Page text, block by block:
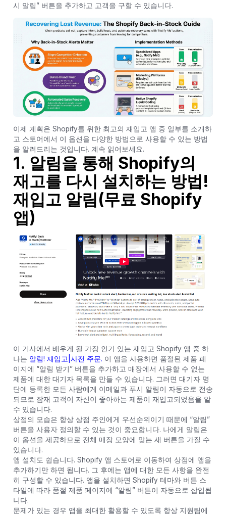
시 알림” 버튼을 추가하고 고객을 구할 수 있습니다.
이제 계획은 Shopify를 위한 최고의 재입고 앱 중 일부를 소개하
고 스토어에서 이 옵션을 다양한 방법으로 사용할 수 있는 방법
을 알려드리는 것입니다. 계속 읽어보세요.
1. 알림을 통해 Shopify의
재고를 다시 설치하는 방법!
재입고 알림(무료 Shopify
앱)
이 기사에서 배우게 될 가장 인기 있는 재입고 Shopify 앱 중 하
나는 알림! 재입고|사전 주문. 이 앱을 사용하면 품절된 제품 페
이지에 “알림 받기” 버튼을 추가하고 매장에서 사용할 수 없는
제품에 대한 대기자 목록을 만들 수 있습니다. 그러면 대기자 명
단에 등록한 모든 사람에게 이메일과 푸시 알림이 자동으로 전송
되므로 잠재 고객이 자신이 좋아하는 제품이 재입고되었음을 알
수 있습니다.
상점의 모습은 항상 상점 주인에게 우선순위이기 때문에 “알림”
버튼을 사용자 정의할 수 있는 것이 중요합니다. 나에게 알림은
이 옵션을 제공하므로 전체 매장 모양에 맞는 새 버튼을 가질 수
있습니다.
앱 설치도 쉽습니다. Shopify 앱 스토어로 이동하여 상점에 앱을
추가하기만 하면 됩니다. 그 후에는 앱에 대한 모든 사항을 완전
히 구성할 수 있습니다. 앱을 설치하면 Shopify 테마와 버튼 스
타일에 따라 품절 제품 페이지에 “알림” 버튼이 자동으로 삽입됩
니다.
문제가 있는 경우 앱을 최대한 활용할 수 있도록 항상 지원팀에